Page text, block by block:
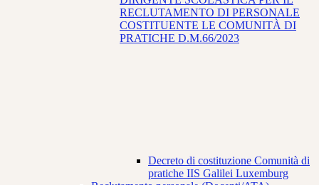
RECLUTAMENTO DI PERSONALE
COSTITUENTE LE COMUNITÀ DI
PRATICHE D.M.66/2023
Decreto di costituzione Comunità di
pratiche IIS Galilei Luxemburg